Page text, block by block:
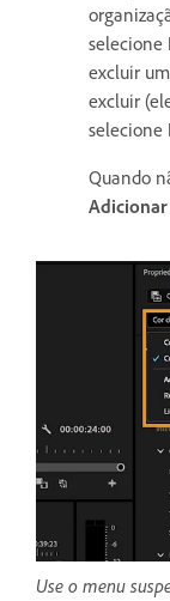
selecione
excluir
excluir
selecione
Quando
Use o menu